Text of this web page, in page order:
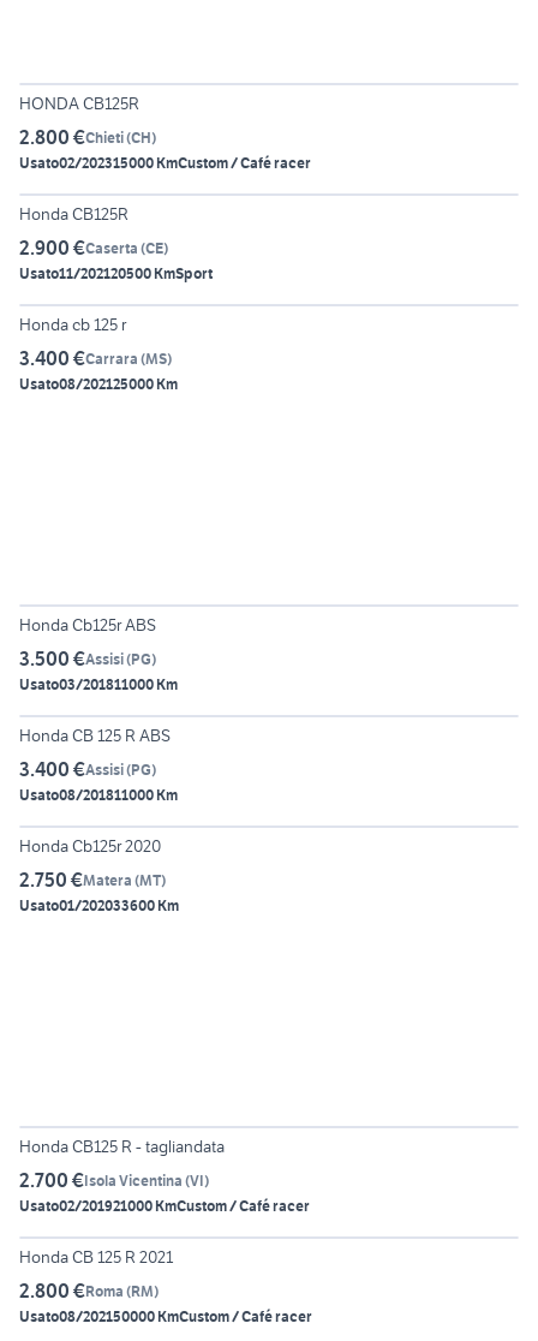
HONDA CB125R
2.800 €Chieti(CH)
Usato02/202315000 KmCustom / Café racer
5
Honda CB125R
2.900 €Caserta (CE)
Usato11/202120500 KmSport
4
Honda cb 125 r
3.400 €Carrara (MS)
Usato08/202125000 Km
Honda Cb125r ABS
3.500 €Assisi(PG)
Usato03/201811000 Km
6
Honda CB 125 R ABS
3.400 €Assisi(PG)
Usato08/201811000 Km
5
Honda Cb125r 2020
2.750 €Matera (MT)
Usato01/202033600 Km
Honda CB125 R - tagliandata
2.700 €Isola Vicentina (VI)
Usato02/201921000 KmCustom / Café racer
Honda CB 125 R 2021
2.800 €Roma (RM)
Usato08/202150000 KmCustom / Café racer
5